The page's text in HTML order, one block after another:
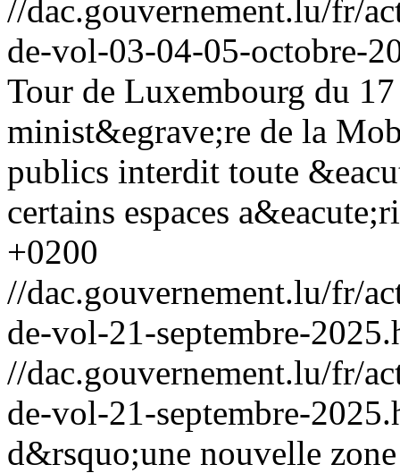
//dac.gouvernement.lu/fr/
de-vol-03-04-05-octobre-
Tour de Luxembourg du
minist&egrave;re de la
publics interdit toute
certains espaces
+0200
//dac.gouvernement.lu/fr/
de-vol-21-septembre-
//dac.gouvernement.lu/fr/
de-vol-21-septembre-
d&rsquo;une nouvelle